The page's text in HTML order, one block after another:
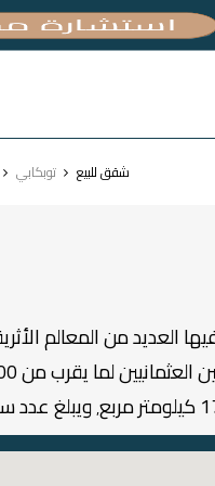
توبكابي شقق للبيع